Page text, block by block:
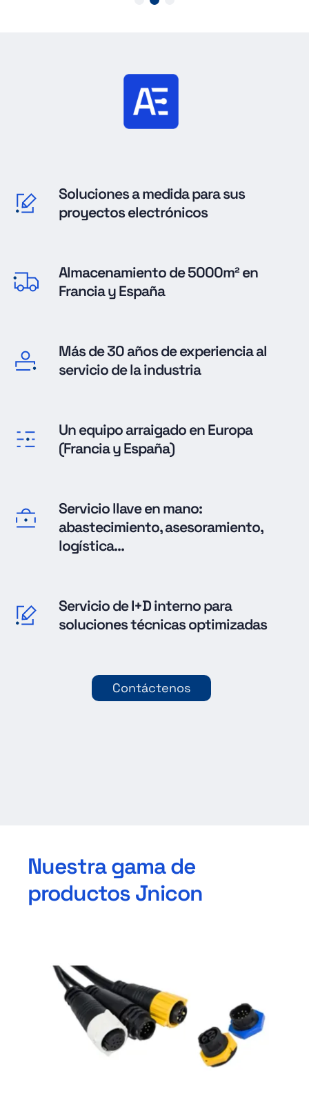
Soluciones a medida para sus
proyectos electrónicos
Almacenamiento de 5000m² en
Francia y España
Más de 30 años de experiencia al
servicio de la industria
Un equipo arraigado en Europa
(Francia y España)
Servicio llave en mano:
abastecimiento, asesoramiento,
logística...
Servicio de I+D interno para
soluciones técnicas optimizadas
Contáctenos
Nuestra gama de
productos Jnicon